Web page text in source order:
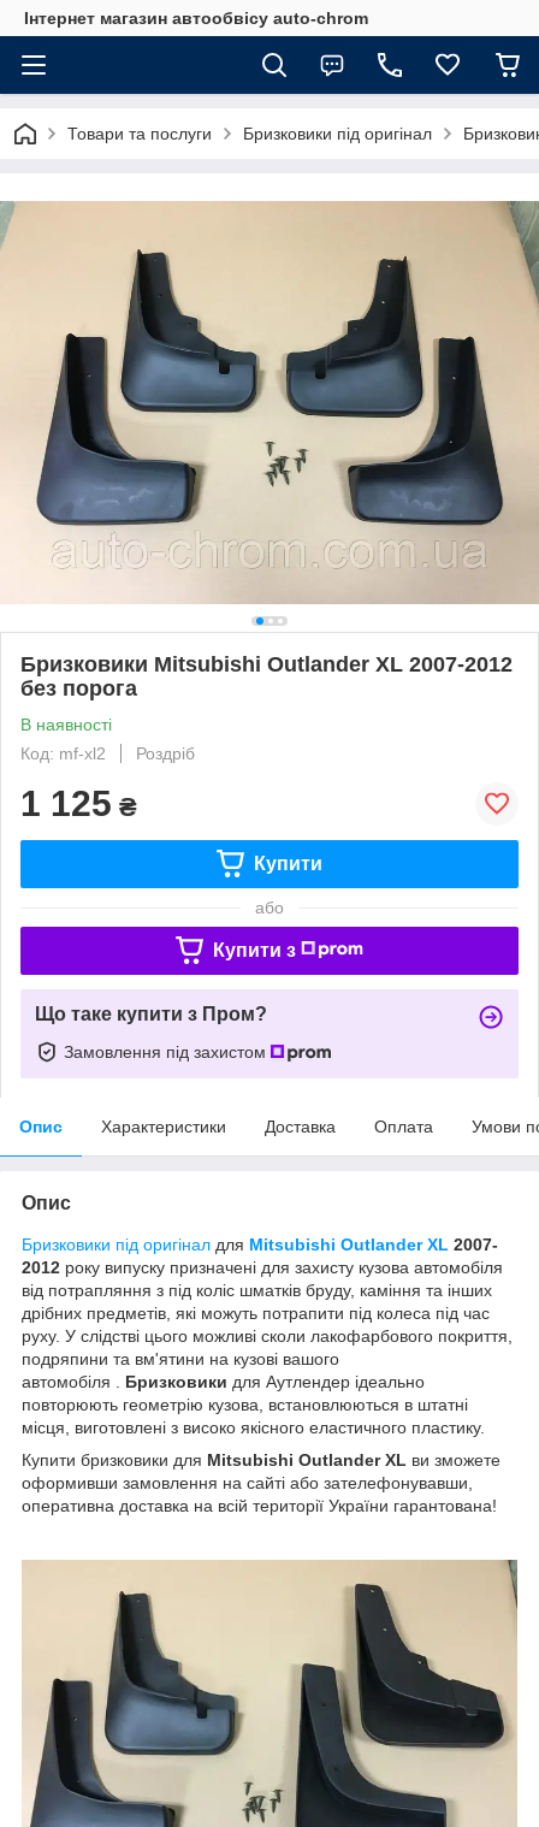
Інтернет магазин автообвісу auto-chrom
Товари та послуги Бризковики під оригінал
Бризковики Mitsubishi Outlander XL 2007-2012
без порога
В наявності
Код: mf-xl2
Роздріб
1 125 ₴
Купити
або
Купити з
Що таке купити з Пром?
Замовлення під захистом
Опис Характеристики Доставка Оплата Умови
Опис
Бризковики під оригінал для Mitsubishi Outlander XL 2007-
2012 року випуску призначені для захисту кузова автомобіля
від потрапляння з під коліс шматків бруду, каміння та інших
дрібних предметів, які можуть потрапити під колеса під час
руху. У слідстві цього можливі сколи лакофарбового покриття,
подряпини та вм'ятини на кузові вашого
автомобіля . Бризковики для Аутлендер ідеально
повторюють геометрію кузова, встановлюються в штатні
місця, виготовлені з високо якісного еластичного пластику.
Купити бризковики для Mitsubishi Outlander XL ви зможете
оформивши замовлення на сайті або зателефонувавши,
оперативна доставка на всій території України гарантована!